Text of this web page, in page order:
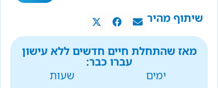
שיתוף מהיר
מאז שהתחלת חיים חדשים ללא עישון
עברו כבר:
ימים
שעות